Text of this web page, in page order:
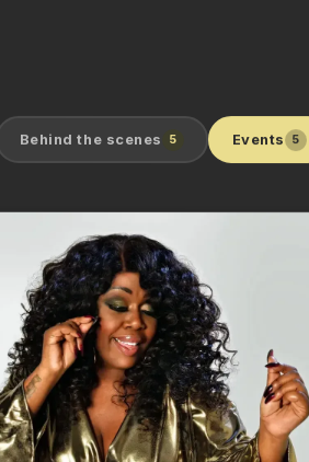
Behind the scenes 5 Events 5